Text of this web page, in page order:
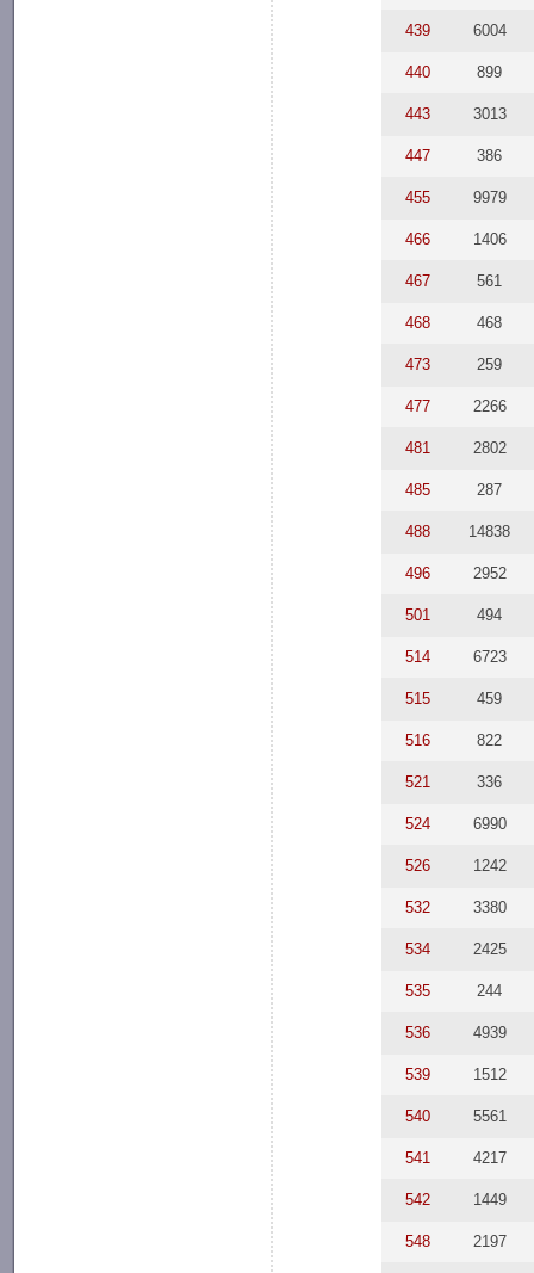
439 6004
440 899
443 3013
447 386
455 9979
466 1406
467 561
468 468
473 259
477 2266
481 2802
485 287
488 14838
496 2952
501 494
514 6723
515 459
516 822
521 336
524 6990
526 1242
532 3380
534 2425
535 244
536 4939
539 1512
540 5561
541 4217
542 1449
548 2197